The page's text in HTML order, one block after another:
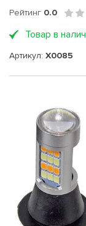
Рейтинг 0.0
Товар в
Артикул: X0085